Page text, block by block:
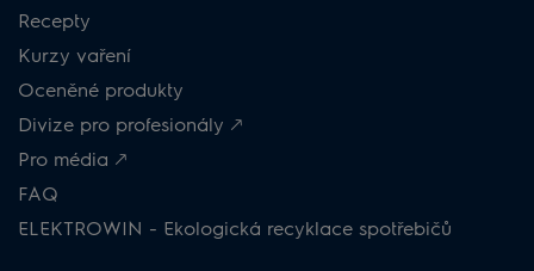
Recepty
Kurzy vaření
Oceněné produkty
Divize pro profesionály 🡕
Pro média 🡕
FAQ
ELEKTROWIN - Ekologická recyklace spotřebičů